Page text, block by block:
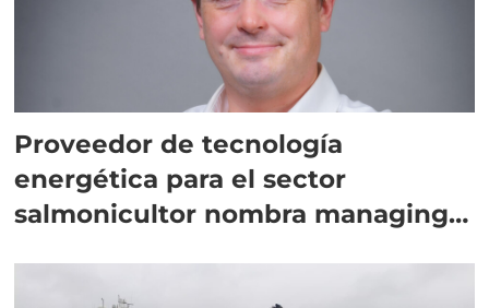
Proveedor de tecnología
energética para el sector
salmonicultor nombra managing